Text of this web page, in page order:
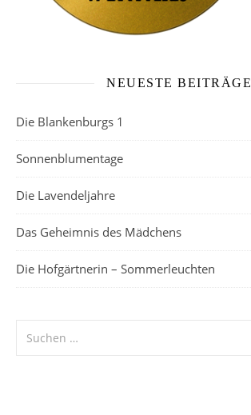
NEUESTE BEITRÄGE
Die Blankenburgs 1
Sonnenblumentage
Die Lavendeljahre
Das Geheimnis des Mädchens
Die Hofgärtnerin – Sommerleuchten